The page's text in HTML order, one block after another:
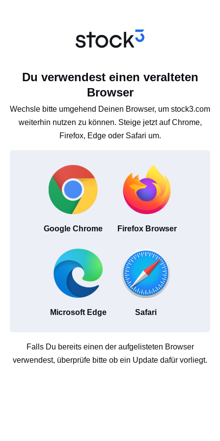
Du verwendest einen veralteten
Browser
Wechsle bitte umgehend Deinen Browser, um stock3.com
weiterhin nutzen zu können. Steige jetzt auf Chrome,
Firefox, Edge oder Safari um.
Google Chrome Firefox Browser
Microsoft Edge Safari
Falls Du bereits einen der aufgelisteten Browser
verwendest, überprüfe bitte ob ein Update dafür vorliegt.